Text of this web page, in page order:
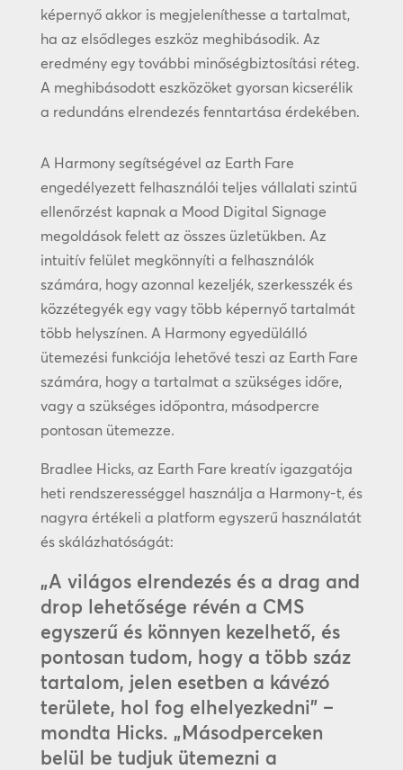
képernyő akkor is megjeleníthesse a tartalmat,
ha az elsődleges eszköz meghibásodik. Az
eredmény egy további minőségbiztosítási réteg.
A meghibásodott eszközöket gyorsan kicserélik
a redundáns elrendezés fenntartása érdekében.
A Harmony segítségével az Earth Fare
engedélyezett felhasználói teljes vállalati szintű
ellenőrzést kapnak a Mood Digital Signage
megoldások felett az összes üzletükben. Az
intuitív felület megkönnyíti a felhasználók
számára, hogy azonnal kezeljék, szerkesszék és
közzétegyék egy vagy több képernyő tartalmát
több helyszínen. A Harmony egyedülálló
ütemezési funkciója lehetővé teszi az Earth Fare
számára, hogy a tartalmat a szükséges időre,
vagy a szükséges időpontra, másodpercre
pontosan ütemezze.
Bradlee Hicks, az Earth Fare kreatív igazgatója
heti rendszerességgel használja a Harmony-t, és
nagyra értékeli a platform egyszerű használatát
és skálázhatóságát:
„A világos elrendezés és a drag and
drop lehetősége révén a CMS
egyszerű és könnyen kezelhető, és
pontosan tudom, hogy a több száz
tartalom, jelen esetben a kávézó
területe, hol fog elhelyezkedni” –
mondta Hicks. „Másodperceken
belül be tudjuk ütemezni a